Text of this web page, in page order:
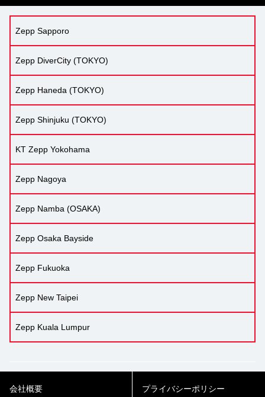
Zepp Sapporo
Zepp DiverCity (TOKYO)
Zepp Haneda (TOKYO)
Zepp Shinjuku (TOKYO)
KT Zepp Yokohama
Zepp Nagoya
Zepp Namba (OSAKA)
Zepp Osaka Bayside
Zepp Fukuoka
Zepp New Taipei
Zepp Kuala Lumpur
会社概要 プライバシーポリシー